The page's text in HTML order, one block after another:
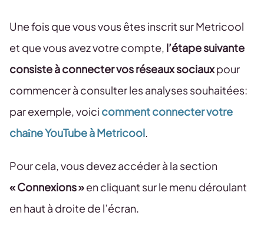
Une fois que vous vous êtes inscrit sur Metricool
et que vous avez votre compte, l’étape suivante
consiste à connecter vos réseaux sociauxpour
commencer à consulter les analyses souhaitées:
par exemple, voici comment connecter votre
chaîne YouTube à Metricool.
Pour cela, vous devez accéder à la section
« Connexions »en cliquant sur le menu déroulant
en haut à droite de l’écran.